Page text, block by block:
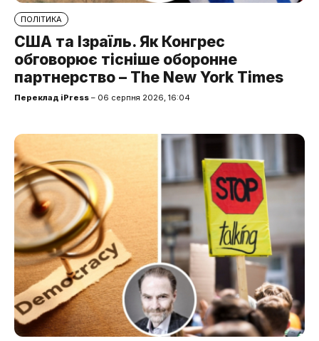
ПОЛІТИКА
США та Ізраїль. Як Конгрес
обговорює тісніше оборонне
партнерство – The New York Times
Переклад iPress – 06 серпня 2026, 16:04